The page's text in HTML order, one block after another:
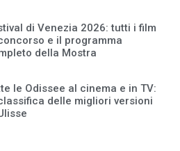
di Venezia 2026: tutti i film
e il programma
della Mostra
le Odissee al cinema e in TV:
delle migliori versioni